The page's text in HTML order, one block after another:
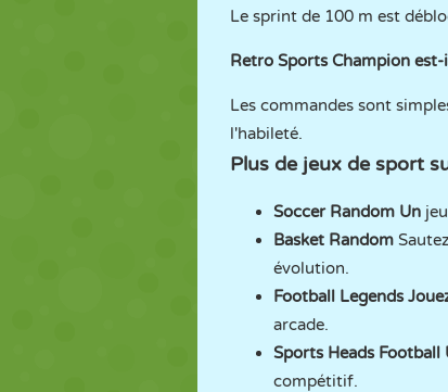
Le sprint de 100 m est
Retro Sports Champion
Les commandes sont
l'habileté.
Plus de jeux de sport
Soccer Random Un
Basket Random
évolution.
Football Legends
arcade.
Sports Heads Football
compétitif.